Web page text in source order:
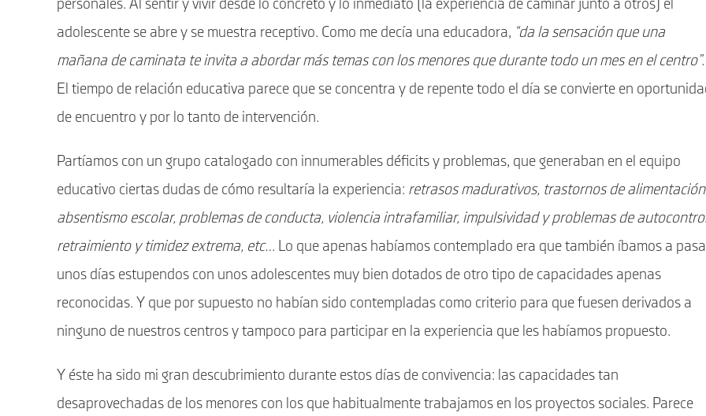
personales. Al sentir y vivir desde lo concreto y lo inmediato (la experiencia de caminar junto a otros) el
adolescente se abre y se muestra receptivo. Como me decía una educadora, “da la sensación que una
mañana de caminata te invita a abordar más temas con los menores que durante todo un mes en el centro”.
El tiempo de relación educativa parece que se concentra y de repente todo el día se convierte en
de encuentro y por lo tanto de intervención.
Partíamos con un grupo catalogado con innumerables déficits y problemas, que generaban en el equipo
educativo ciertas dudas de cómo resultaría la experiencia: retrasos madurativos, trastornos de
absentismo escolar, problemas de conducta, violencia intrafamiliar, impulsividad y problemas de
retraimiento y timidez extrema, etc… Lo que apenas habíamos contemplado era que también íbamos a
unos días estupendos con unos adolescentes muy bien dotados de otro tipo de capacidades apenas
reconocidas. Y que por supuesto no habían sido contempladas como criterio para que fuesen derivados a
ninguno de nuestros centros y tampoco para participar en la experiencia que les habíamos propuesto.
Y éste ha sido mi gran descubrimiento durante estos días de convivencia: las capacidades tan
desaprovechadas de los menores con los que habitualmente trabajamos en los proyectos sociales. Parece